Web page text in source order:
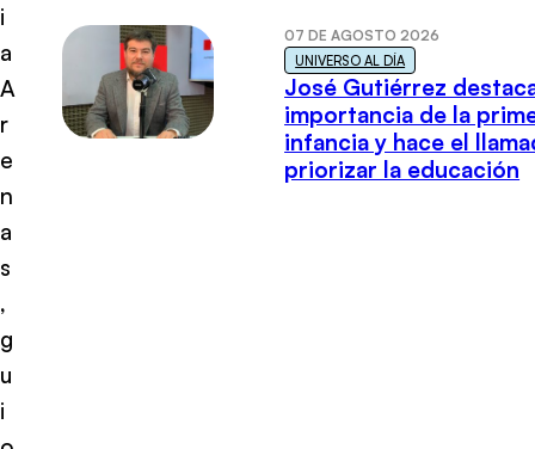
i
a
A
r
e
n
a
s
,
g
u
i
07 DE AGOSTO 2026
UNIVERSO AL DÍA
José Gutiérrez
importancia de la
infancia y hace el
priorizar la educación